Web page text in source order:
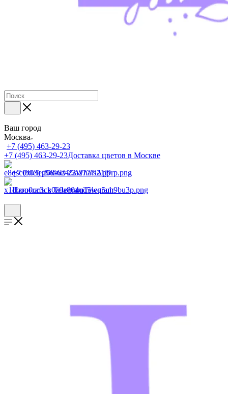
Ваш город
Москва
+7 (495) 463-29-23
+7 (495) 463-29-23Доставка цветов в Москве
+7 (903) 268-62-22WhatsApp
Написать в TelegramTelegram